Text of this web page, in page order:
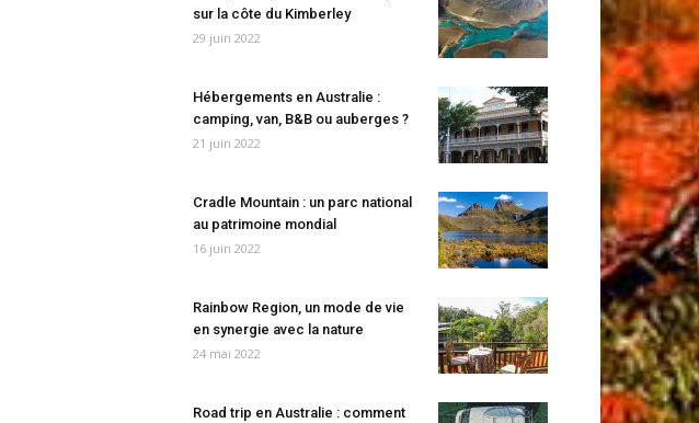
sur la côte du Kimberley
29 juin 2022
Hébergements en Australie :
camping, van, B&B ou auberges ?
21 juin 2022
Cradle Mountain : un parc national
au patrimoine mondial
16 juin 2022
Rainbow Region, un mode de vie
en synergie avec la nature
24 mai 2022
Road trip en Australie : comment